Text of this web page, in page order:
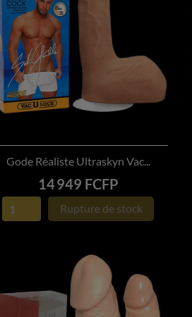
 APERÇU RAPIDE
Gode Réaliste Ultraskyn Vac...
Prix
14 949 FCFP
Rupture de stock